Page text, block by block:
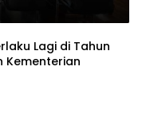
Lagi di Tahun
Kementerian